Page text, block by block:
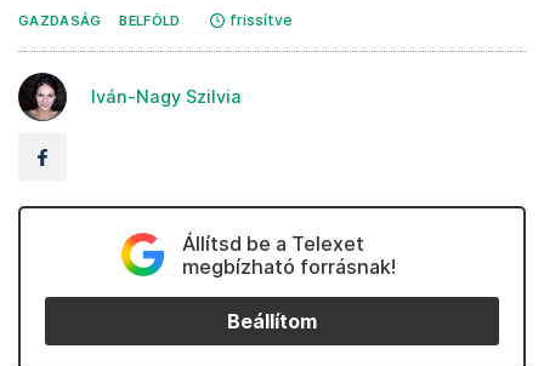
GAZDASÁG BELFÖLD frissítve
Iván-Nagy Szilvia
Állítsd be a Telexet
megbízható forrásnak!
Beállítom